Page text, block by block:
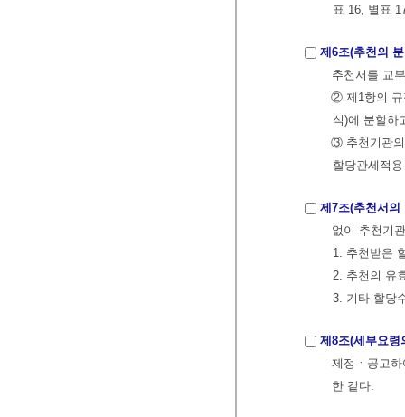
표 16, 별표
제6조(추천의
추천서를 교
② 제1항의 규
식)에 분할하
③ 추천기관의
할당관세적
제7조(추천서의
없이 추천기
1. 추천받은
2. 추천의 유
3. 기타 할당
제8조(세부요령
제정ㆍ공고
한 같다.